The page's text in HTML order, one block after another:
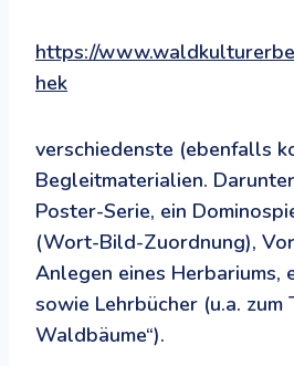
https://
hek
verschiedenste (ebenfalls
Begleitmaterialien.
Poster-Serie, ein
(Wort-Bild-Zuordnung),
Anlegen eines Herbariums,
sowie Lehrbücher (u.a. zum
Waldbäume“).